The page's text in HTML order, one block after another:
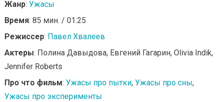
Жанр: Ужасы
Время: 85 мин. / 01:25
Режиссер: Павел Хвалеев
Актеры: Полина Давыдова, Евгений Гагарин, Olivia Indik,
Jennifer Roberts
Про что фильм: Ужасы про пытки, Ужасы про сны,
Ужасы про эксперименты